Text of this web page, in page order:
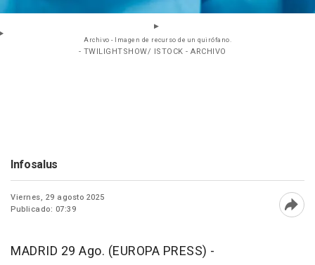
Archivo - Imagen de recurso de un quirófano.
- TWILIGHTSHOW/ ISTOCK - ARCHIVO
Infosalus
Viernes, 29 agosto 2025
Publicado: 07:39
MADRID 29 Ago. (EUROPA PRESS) -